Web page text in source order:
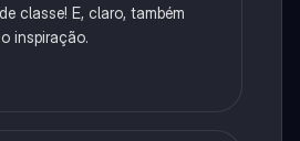
classe! E, claro, também
inspiração.